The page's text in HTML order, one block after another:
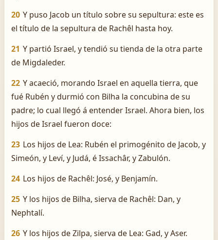
20 Y puso Jacob un título sobre su sepultura: este es
el título de la sepultura de Rachêl hasta hoy.
21 Y partió Israel, y tendió su tienda de la otra parte
de Migdaleder.
22 Y acaeció, morando Israel en aquella tierra, que
fué Rubén y durmió con Bilha la concubina de su
padre; lo cual llegó á entender Israel. Ahora bien, los
hijos de Israel fueron doce:
23 Los hijos de Lea: Rubén el primogénito de Jacob, y
Simeón, y Leví, y Judá, é Issachâr, y Zabulón.
24 Los hijos de Rachêl: José, y Benjamín.
25 Y los hijos de Bilha, sierva de Rachêl: Dan, y
Nephtalí.
26 Y los hijos de Zilpa, sierva de Lea: Gad, y Aser.